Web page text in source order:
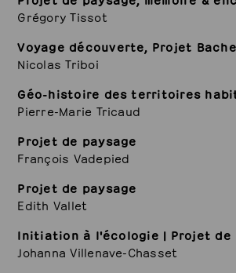
Grégory Tissot
Voyage découverte, Projet
Nicolas Triboi
Géo-histoire des territoires
Pierre-Marie Tricaud
Projet de paysage
François Vadepied
Projet de paysage
Edith Vallet
Initiation à l'écologie | Projet de
Johanna Villenave-Chasset